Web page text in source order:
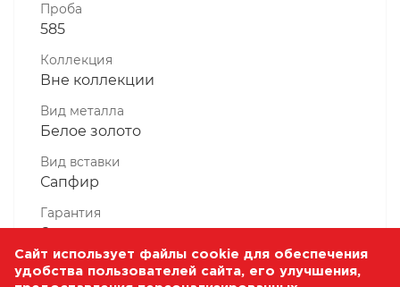
Проба
585
Коллекция
Вне коллекции
Вид металла
Белое золото
Вид вставки
Сапфир
Гарантия
6 месяцев
Комплектность, шт
Сайт использует файлы cookie для обеспечения
удобства пользователей сайта, его улучшения,